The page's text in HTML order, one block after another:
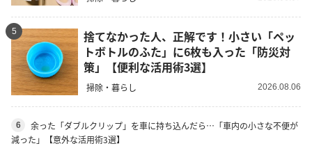
5
捨てなかった人、正解です！小さい「ペッ
トボトルのふた」に6枚も入った「防災対
策」【便利な活用術3選】
掃除・暮らし 2026.08.06
6
余った「ダブルクリップ」を車に持ち込んだら…「車内の小さな不便が
減った」【意外な活用術3選】